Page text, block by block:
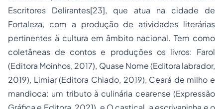
Escritores Delirantes[23], que atua na cidade de
Fortaleza, com a produção de atividades literárias
pertinentes à cultura em âmbito nacional. Tem como
coletâneas de contos e produções os livros: Farol
(Editora Moinhos, 2017), Quase Nome (Editora labrador,
2019), Limiar (Editora Chiado, 2019), Ceará de milho e
mandioca: um tributo à culinária cearense (Expressão